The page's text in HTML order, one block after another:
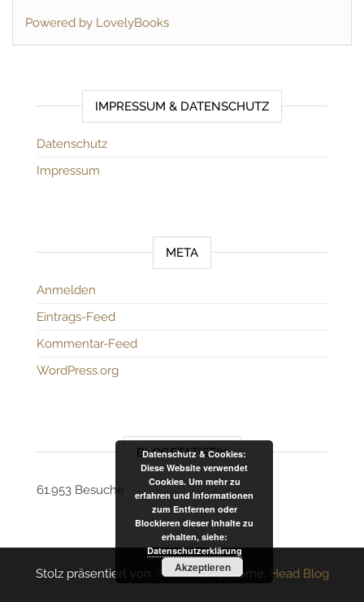
Powered by LovelyBooks
IMPRESSUM & DATENSCHUTZ
Datenschutz
Impressum
META
Anmelden
Eintrags-Feed
Kommentar-Feed
WordPress.org
BLOGSTATISTIK
61.953 Besuche
Stolz präsentiert von WordPress |Theme: Head Blog
Datenschutz & Cookies:
Diese Website verwendet
Cookies. Um mehr zu
erfahren und Informationen
zum Entfernen oder
Blockieren dieser Inhalte zu
erhalten, siehe:
Datenschutzerklärung
Akzeptieren